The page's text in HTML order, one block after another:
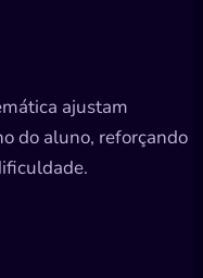
ajustam
do aluno, reforçando